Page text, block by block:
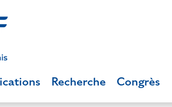
Recherche Congrès